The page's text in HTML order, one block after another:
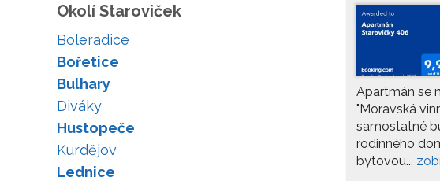
Apartmán se
"Moravská
samostatné
rodinného
bytovou...
Okolí Staroviček
Boleradice
Bořetice
Bulhary
Diváky
Hustopeče
Kurdějov
Lednice